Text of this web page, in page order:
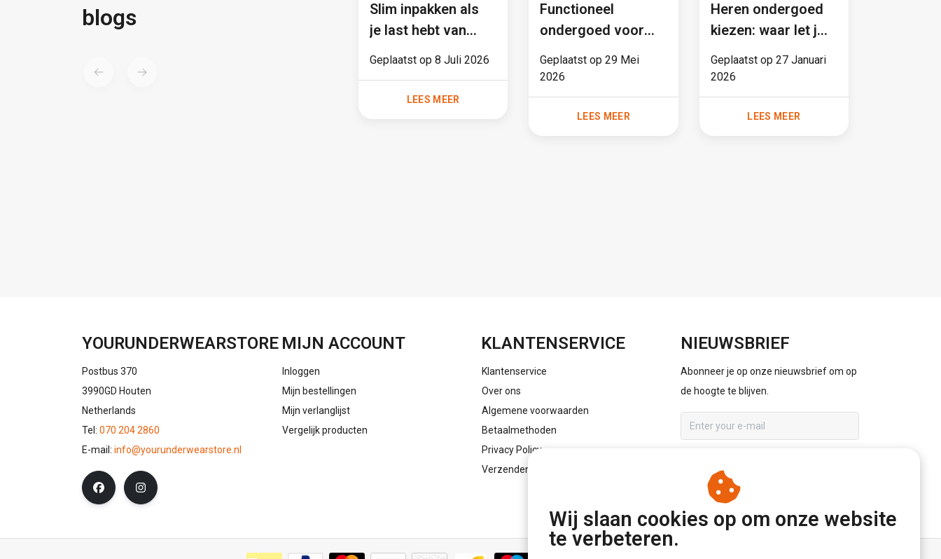
blogs
Slim inpakken als
je last hebt van
urineverlies: wat
Geplaatst op 8 Juli 2026
LEES MEER
Functioneel
ondergoed voor
mannen: meer dan
een trend
Geplaatst op29 Mei
2026
LEES MEER
Heren ondergoed
kiezen: waar let je
op na je vijftigste?
Geplaatst op 27 Januari
2026
LEES MEER
YOURUNDERWEARSTORE
Postbus 370
3990GD Houten
Netherlands
Tel: 070 204 2860
E-mail: info@yourunderwearstore.nl
MIJN ACCOUNT
Inloggen
Mijn bestellingen
Mijn verlanglijst
Vergelijk producten
KLANTENSERVICE
Klantenservice
Over ons
Algemene voorwaarden
Betaalmethoden
Privacy Policy
Verzenden & retourneren
NIEUWSBRIEF
Abonneer je op onze nieuwsbrief om op
de hoogte te blijven.
Wij slaan cookies op om onze website
te verbeteren.